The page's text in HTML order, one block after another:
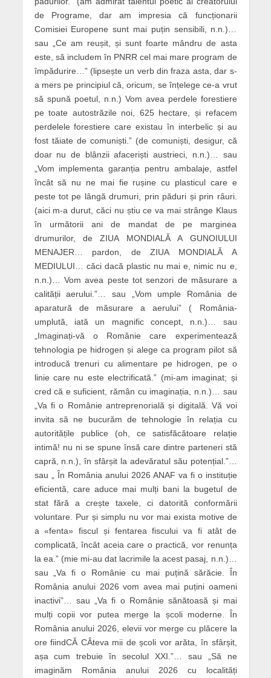
de Programe, dar am impresia că funcționarii
Comisiei Europene sunt mai puțin sensibili, n.n.)…
sau „Ce am reușit, și sunt foarte mândru de asta
este, să includem în PNRR cel mai mare program de
împădurire…” (lipsește un verb din fraza asta, dar s-
a mers pe principiul că, oricum, se înțelege ce-a vrut
să spună poetul, n.n.) Vom avea perdele forestiere
pe toate autostrăzile noi, 625 hectare, și refacem
perdelele forestiere care existau în interbelic și au
fost tăiate de comuniști.” (de comuniști, desigur, că
doar nu de blânzii afaceriști austrieci, n.n.)… sau
„Vom implementa garanția pentru ambalaje, astfel
încât să nu ne mai fie rușine cu plasticul care e
peste tot pe lângă drumuri, prin păduri și prin râuri.
(aici m-a durut, căci nu știu ce va mai strânge Klaus
în următorii ani de mandat de pe marginea
drumurilor, de ZIUA MONDIALĂ A GUNOIULUI
MENAJER… pardon, de ZIUA MONDIALĂ A
MEDIULUI… căci dacă plastic nu mai e, nimic nu e,
n.n.)… Vom avea peste tot senzori de măsurare a
calității aerului.”… sau „Vom umple România de
aparatură de măsurare a aerului” ( România-
umplută, iată un magnific concept, n.n.)… sau
„Imaginați-vă o Românie care experimentează
tehnologia pe hidrogen și alege ca program pilot să
introducă trenuri cu alimentare pe hidrogen, pe o
linie care nu este electrificată.” (mi-am imaginat; și
cred că e suficient, rămân cu imaginația, n.n.)… sau
„Va fi o Românie antreprenorială și digitală. Vă voi
invita să ne bucurăm de tehnologie în relația cu
autoritățile publice (oh, ce satisfăcătoare relație
intimă! nu ni se spune însă care dintre parteneri stă
capră, n.n.), în sfârșit la adevăratul său potențial.”…
sau „ În România anului 2026 ANAF va fi o instituție
eficientă, care aduce mai mulți bani la bugetul de
stat fără a crește taxele, ci datorită conformării
voluntare. Pur și simplu nu vor mai exista motive de
a «fenta» fiscul și fentarea fiscului va fi atât de
complicată, încât aceia care o practică, vor renunța
la ea.” (mie mi-au dat lacrimile la acest pasaj, n.n.)…
sau „Va fi o Românie cu mai puțină sărăcie. În
România anului 2026 vom avea mai puțini oameni
inactivi”… sau „Va fi o Românie sănătoasă și mai
mulți copii vor putea merge la școli moderne. În
România anului 2026, elevii vor merge cu plăcere la
ore fiindCĂ CÂteva mii de școli vor arăta, în sfârșit,
așa cum trebuie în secolul XXI.”… sau „Să ne
imaginăm România anului 2026 cu localități